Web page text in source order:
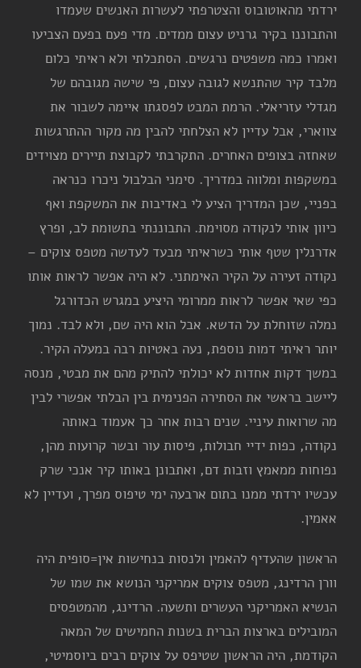
ירדתי מהאוטובוס והצטרפתי לעשרות האנשים שעמדו
והתבוננו בקיר גרניט עצום ממדים. מדי פעם בפעם הצביעו
ואמרו כמה משפטים נרגשים. הסתכלתי ולא ראיתי כלום
מלבד קיר שהתנשא לגובה עצום, פי שישה מגובהם של
מגדלי עזריאלי. הרמת המבט לפסגתו איימה לשבור את
צווארי, אבל עדיין לא הצלחתי להבין מה מקור ההתרגשות
שאחזה בצופים האחרים. התקרבתי לקבוצת תיירים מצוידים
במשקפות ומלווה במדריך. סימני הבלבול ניכרו כנראה
בפניי, שכן המדריך הציע לי באדיבות את המשקפת ואף
כיוון אותי לנקודה מסוימת. התבוננתי בתשומת לב, ופרץ
אדרנלין שטף אותי כשראיתי מבעד לעדשה מטפס צוקים –
נקודה זעירה על הקיר האימתני. לא היה אפשר לראות אותו
כפי שאי אפשר לראות ממרומי היציע במגרש הכדורגל
נמלה שזוחלת על הדשא. אבל הוא היה שם, ולא לבד. נמוך
יותר ראיתי דמות נוספת, נעה באטיות רבה במעלה הקיר.
במשך דקות אחדות לא יכולתי להתיק מהם את מבטי, מנסה
ליישב בראשי את הסתירה הפנימית בין הבלתי אפשרי לבין
מה שרואות עיניי. שנים רבות אחר כך אעמוד באותה
נקודה, כפות ידיי חבולות, פיסות עור ובשר קרועות מהן,
נפוחות ממאמץ וזבות דם, ואתבונן באותו קיר אנכי שרק
עכשיו ירדתי ממנו בתום ארבעה ימי טיפוס מפרך, ועדיין לא
אאמין.
הראשון שהעדיף להאמין ולנסות בנחישות אין=סופית היה
וורן הרדינג, מטפס צוקים אמריקני הנושא את שמו של
הנשיא האמריקני העשרים ותשעה. הרדינג, מהמטפסים
המובילים בארצות הברית בשנות החמישים של המאה
הקודמת, היה הראשון שטיפס על צוקים רבים ביוסמיטי,